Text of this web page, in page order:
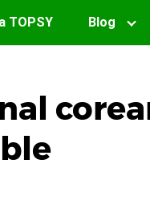
TOPSY Blog